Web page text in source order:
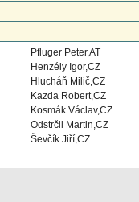
Pfluger Peter,AT
Henzély Igor,CZ
Hlucháň Milič,CZ
Kazda Robert,CZ
Kosmák Václav,CZ
Odstrčil Martin,CZ
Ševčík Jiří,CZ